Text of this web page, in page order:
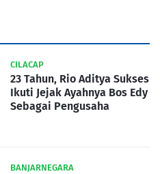
CILACAP
23 Tahun, Rio Aditya Sukses
Ikuti Jejak Ayahnya Bos Edy
Sebagai Pengusaha
BANJARNEGARA